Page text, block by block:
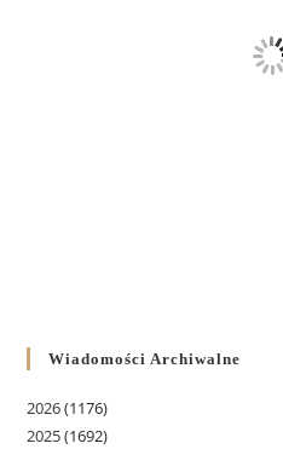
Wiadomości Archiwalne
2026(1176)
2025(1692)